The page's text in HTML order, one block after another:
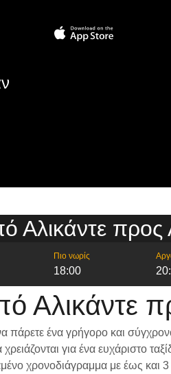
Αλικάντε προς
Πιο νωρίς
18:00
Αλικάντε
πάρετε ένα γρήγορο και
για ένα ευχάριστο
χρονοδιάγραμμα με έως